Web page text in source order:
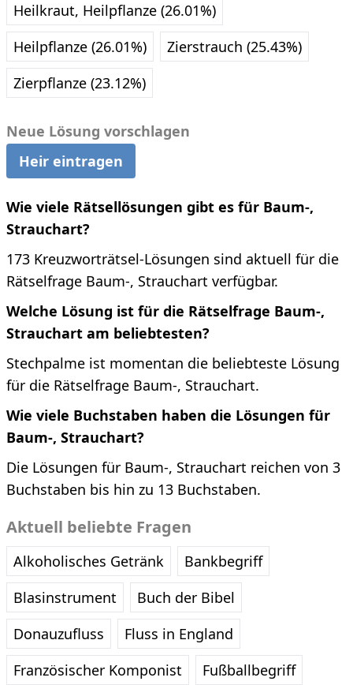
Heilkraut, Heilpflanze (26.01%)
Heilpflanze (26.01%)
Zierstrauch (25.43%)
Zierpflanze (23.12%)
Neue Lösung vorschlagen
Heir eintragen
Wie viele Rätsellösungen gibt es für Baum-,
Strauchart?
173 Kreuzworträtsel-Lösungen sind aktuell für die
Rätselfrage Baum-, Strauchart verfügbar.
Welche Lösung ist für die Rätselfrage Baum-,
Strauchart am beliebtesten?
Stechpalme ist momentan die beliebteste Lösung
für die Rätselfrage Baum-, Strauchart.
Wie viele Buchstaben haben die Lösungen für
Baum-, Strauchart?
Die Lösungen für Baum-, Strauchart reichen von 3
Buchstaben bis hin zu 13 Buchstaben.
Aktuell beliebte Fragen
Alkoholisches Getränk
Bankbegriff
Blasinstrument
Buch der Bibel
Donauzufluss
Fluss in England
Französischer Komponist
Fußballbegriff